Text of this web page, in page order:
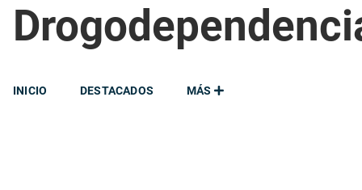
MÁS
INICIO DESTACADOS